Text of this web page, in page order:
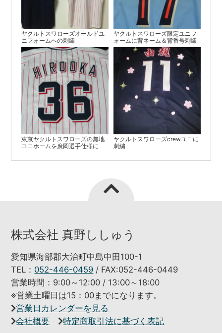
ヤクルトスワローズオールドユ
ニフォームへの刺繍
ヤクルトスワローズ限定ユニフ
ォームに背ネーム＆背番号刺繍
東京ヤクルトスワローズの無地
ユニホームを廣岡選手仕様に
ヤクルトスワローズcrewユニに
刺繍
株式会社 真野ししゅう
愛知県海部郡大治町中島中田100-1
TEL： 052-446-0459 / FAX:052-446-0449
営業時間：9:00～12:00 / 13:00～18:00
※営業土曜日は15：00までになります。
営業日カレンダーを見る
会社概要
特定商取引法に基づく表記